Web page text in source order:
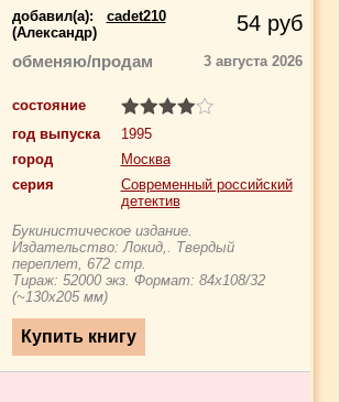
добавил(a): cadet210
(Александр)
54 руб
обменяю/продам 3 августа 2026
состояние
год выпуска
1995
город
Москва
серия
Современный российский
детектив
Букинистическое издание.
Издательство: Локид,. Твердый
переплет, 672 стр.
Тираж: 52000 экз. Формат: 84x108/32
(~130х205 мм)